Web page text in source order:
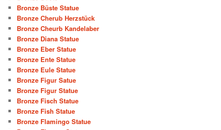
Bronze Büste Statue
Bronze Cherub Herzstück
Bronze Cheurb Kandelaber
Bronze Diana Statue
Bronze Eber Statue
Bronze Ente Statue
Bronze Eule Statue
Bronze Figur Satue
Bronze Figur Statue
Bronze Fisch Statue
Bronze Fish Statue
Bronze Flamingo Statue